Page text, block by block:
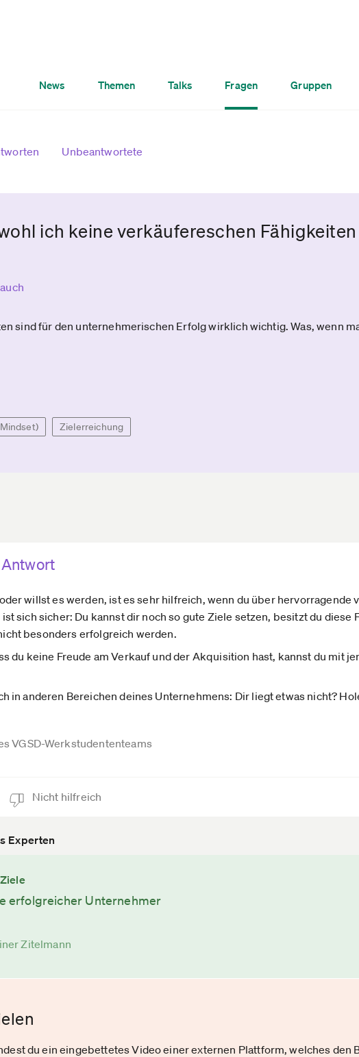
News Themen Talks Fragen Gruppen
Unbeantwortete
ich keine verkäufereschen Fähigkeiten
sind für den unternehmerischen Erfolg wirklich wichtig. Was, wenn
Zielerreichung
willst es werden, ist es sehr hilfreich, wenn du über hervorragende
sich sicher: Du kannst dir noch so gute Ziele setzen, besitzt du diese
besonders erfolgreich werden.
du keine Freude am Verkauf und der Akquisition hast, kannst du mit
in anderen Bereichen deines Unternehmens: Dir liegt etwas nicht?
VGSD-Werkstudententeams
Nicht hilfreich
Experten
erfolgreicher Unternehmer
Zitelmann
du ein eingebettetes Video einer externen Plattform, welches den